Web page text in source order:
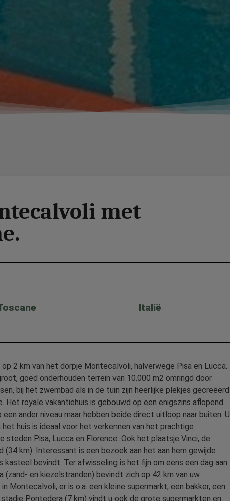
met
Italië
2 km van het dorpje Montecalvoli, halverwege Pisa en Lucca.
goed onderhouden terrein van 10.000 m2 omringd door
bij het zwembad als in de tuin zijn heerlijke plekjes gecreëerd
royale vakantiehuis is gebouwd op een enigszins aflopend
ander niveau maar hebben beide direct uitloop naar buiten. U
huis is ideaal voor het verkennen van het prachtige
Pisa, Lucca en Florence. Ook het plaatsje Vinci, de
km). Interessant is een bezoek aan het aan hem gewijde
kasteel bevindt. Ter afwisseling is het fijn om eens een dag aan
en kiezelstranden) bevindt zich op 42 km van uw
Montecalvoli, er is o.a. een kleine supermarkt, een bakker, een
Pontedera (7 km) vindt u ook de grote supermarkten en